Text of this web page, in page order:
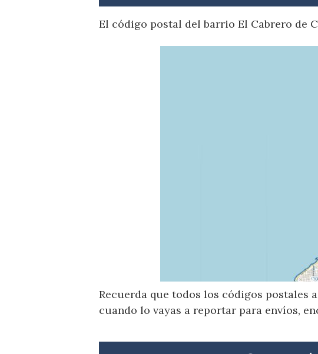
El código postal del barrio El Cabrero de
Recuerda que todos los códigos postales
cuando lo vayas a reportar para envíos,